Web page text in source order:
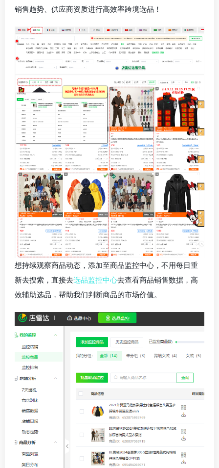
销售趋势、供应商资质进行高效率跨境选品！
想持续观察商品动态，添加至商品监控中心，不用每日重
新去搜索，直接去选品监控中心去查看商品销售数据，高
效辅助选品，帮助我们判断商品的市场价值。